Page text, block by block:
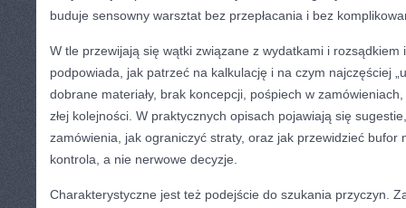
buduje sensowny warsztat bez przepłacania i bez
W tle przewijają się wątki związane z wydatkami i rozsądkiem
podpowiada, jak patrzeć na kalkulację i na czym najczęściej
dobrane materiały, brak koncepcji, pośpiech w
złej kolejności. W praktycznych opisach pojawiają się
zamówienia, jak ograniczyć straty, oraz jak przewidzieć bufor
kontrola, a nie nerwowe decyzje.
Charakterystyczne jest też podejście do szukania przyczyn.